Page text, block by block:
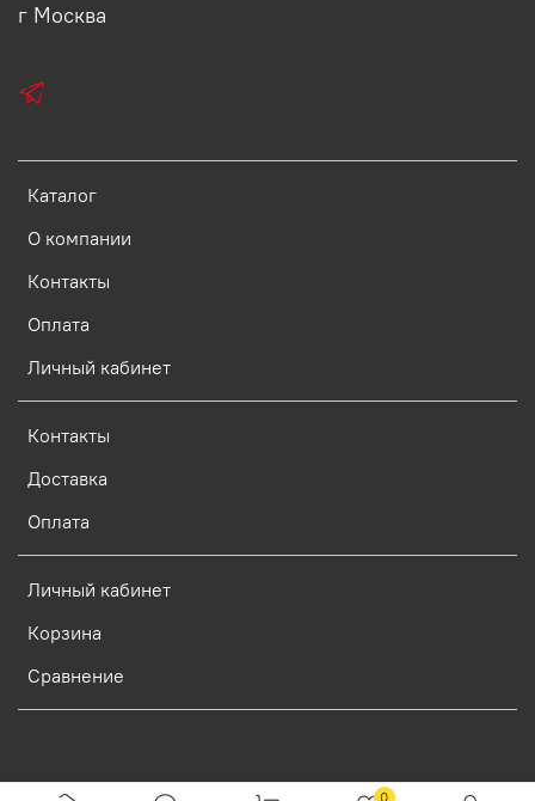
Каталог
О компании
Контакты
Оплата
Личный кабинет
Контакты
Доставка
Оплата
Личный кабинет
Корзина
Сравнение
г Москва
0
Verification: d773dcf9c7c1c3e0